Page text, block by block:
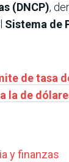
(DNCP),
Sistema de
de tasa
la de
y finanzas